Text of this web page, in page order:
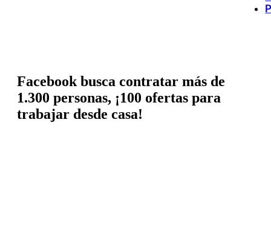
Facebook busca contratar más de
1.300 personas, ¡100 ofertas para
trabajar desde casa!